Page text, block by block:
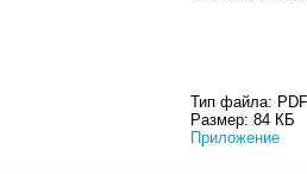
Тип файла: PDF
Размер: 84 КБ
Приложение